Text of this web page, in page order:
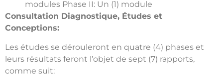
modules Phase II: Un (1) module
Consultation Diagnostique, Études et
Conceptions:
Les études se dérouleront en quatre (4) phases et
leurs résultats feront l’objet de sept (7) rapports,
comme suit: